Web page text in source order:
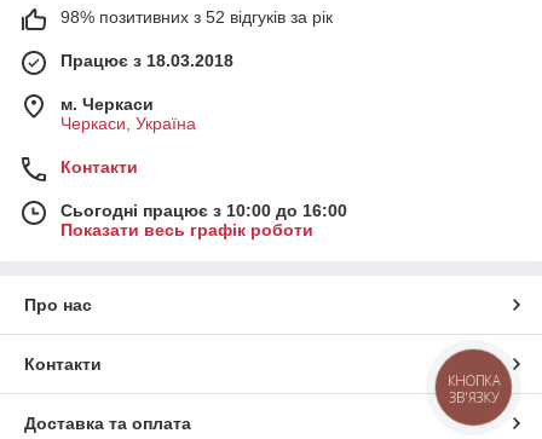
98% позитивних з 52 відгуків за рік
Працює з 18.03.2018
м. Черкаси
Черкаси, Україна
Контакти
Сьогодні працює з 10:00 до 16:00
Показати весь графік роботи
Про нас
Контакти
Доставка та оплата
КНОПКА
ЗВ'ЯЗКУ